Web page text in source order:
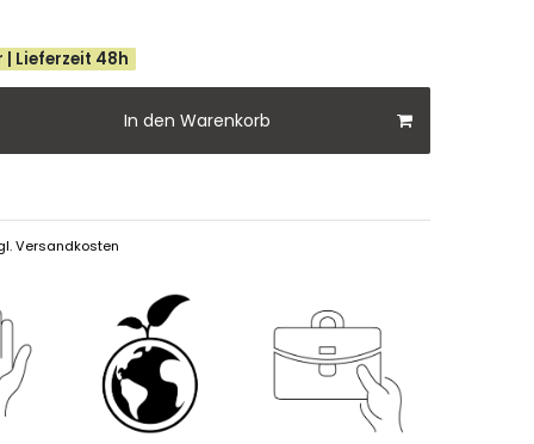
Lieferzeit 48h
In den Warenkorb
Versandkosten